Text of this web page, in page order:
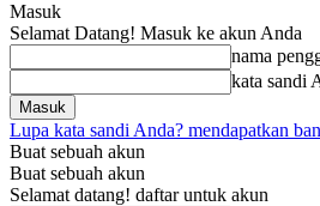
Masuk
Selamat Datang! Masuk ke akun Anda
nama
kata sandi
Lupa kata sandi Anda? mendapatkan
Buat sebuah akun
Buat sebuah akun
Selamat datang! daftar untuk akun